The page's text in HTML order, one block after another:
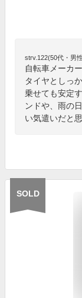
strv.122(50代・男
自転車メーカ
タイヤとしっ
乗せても安定
ンドや、雨の
い気遣いだと
SOLD